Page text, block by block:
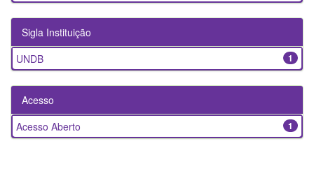
Sigla Instituição
1
UNDB
Acesso
1
Acesso Aberto